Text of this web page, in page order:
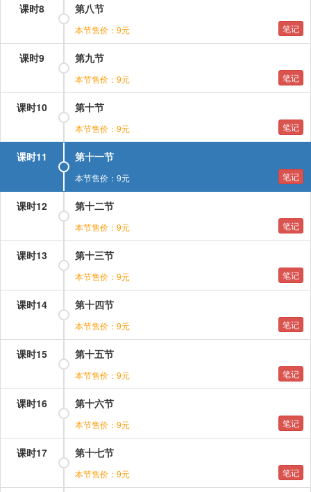
课时8 第八节
本节售价：9元 笔记
课时9 第九节
本节售价：9元 笔记
课时10 第十节
本节售价：9元 笔记
课时11 第十一节
本节售价：9元 笔记
课时12 第十二节
本节售价：9元 笔记
课时13 第十三节
本节售价：9元 笔记
课时14 第十四节
本节售价：9元 笔记
课时15 第十五节
本节售价：9元 笔记
课时16 第十六节
本节售价：9元 笔记
课时17 第十七节
本节售价：9元 笔记